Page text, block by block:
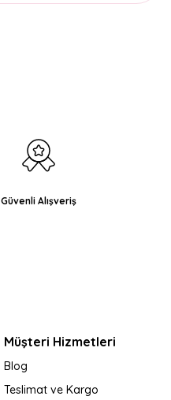
Güvenli Alışveriş
Müşteri Hizmetleri
Blog
Teslimat ve Kargo